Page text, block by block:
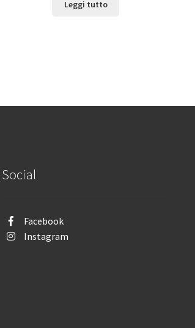
Leggi tutto
Social
Facebook
Instagram